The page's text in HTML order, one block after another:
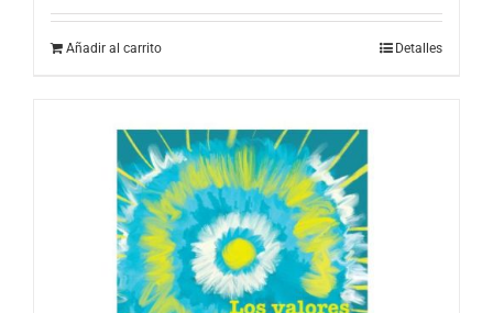
Añadir al carrito Detalles